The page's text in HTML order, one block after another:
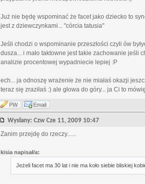
Już nie będę wspominać że facet jako dziecko to
jest z dziewczynkami... "córcia tatusia"
Jeśli chodzi o wspominanie przeszłości czyli ów
dusza... i mało taktowne jest takie zachowanie jeśli
analizie procentowej wypadniecie lepiej :P
ech... ja odnoszę wrażenie że nie miałaś okazji
teraz się zraziłaś :) ale głowa do góry... ja Ci to
PW Email
Wysłany: Czw Cze 11, 2009 10:47
Zanim przejdę do rzeczy......
kisia napisał/a:
Jeżeli facet ma 30 lat i nie ma koło siebie bliskiej